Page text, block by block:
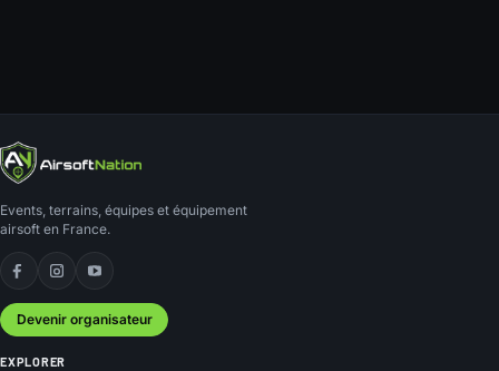
Events, terrains, équipes et équipement
airsoft en France.
Facebook
Instagram
YouTube
Devenir organisateur
EXPLORER